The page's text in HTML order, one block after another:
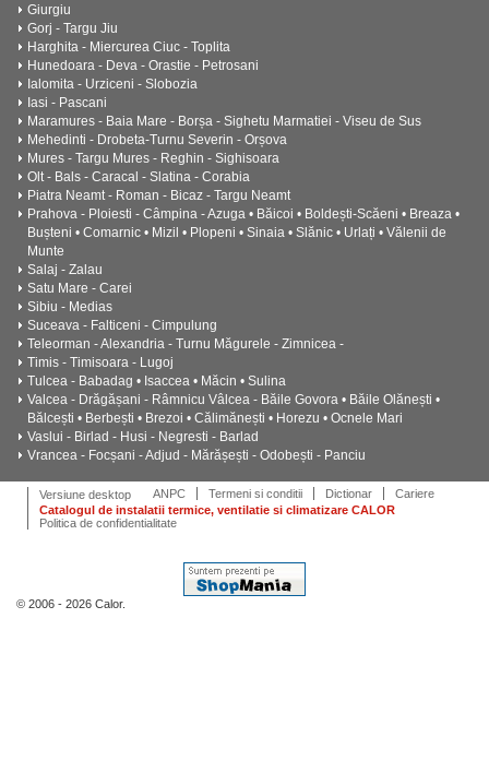
Giurgiu
Gorj - Targu Jiu
Harghita - Miercurea Ciuc - Toplita
Hunedoara - Deva - Orastie - Petrosani
Ialomita - Urziceni - Slobozia
Iasi - Pascani
Maramures - Baia Mare - Borșa - Sighetu Marmatiei - Viseu de Sus
Mehedinti - Drobeta-Turnu Severin - Orșova
Mures - Targu Mures - Reghin - Sighisoara
Olt - Bals - Caracal - Slatina - Corabia
Piatra Neamt - Roman - Bicaz - Targu Neamt
Prahova - Ploiesti - Câmpina - Azuga • Băicoi • Boldești-Scăeni • Breaza •
Bușteni • Comarnic • Mizil • Plopeni • Sinaia • Slănic • Urlați • Vălenii de
Munte
Salaj - Zalau
Satu Mare - Carei
Sibiu - Medias
Suceava - Falticeni - Cimpulung
Teleorman - Alexandria - Turnu Măgurele - Zimnicea -
Timis - Timisoara - Lugoj
Tulcea - Babadag • Isaccea • Măcin • Sulina
Valcea - Drăgășani - Râmnicu Vâlcea - Băile Govora • Băile Olănești •
Bălcești • Berbești • Brezoi • Călimănești • Horezu • Ocnele Mari
Vaslui - Birlad - Husi - Negresti - Barlad
Vrancea - Focșani - Adjud - Mărășești - Odobești - Panciu
Versiune desktop ANPC Termeni si conditii Dictionar
Cariere
Catalogul de instalatii termice, ventilatie si climatizare CALOR
Politica de confidentialitate
© 2006 - 2026 Calor.